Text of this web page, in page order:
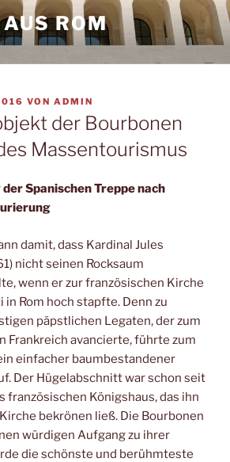
ROM
VON ADMIN
der Bourbonen
Massentourismus
Spanischen Treppe nach
damit, dass Kardinal Jules
nicht seinen Rocksaum
wenn er zur französischen Kirche
in Rom hoch stapfte. Denn zu
päpstlichen Legaten, der zum
Frankreich avancierte, führte zum
einfacher baumbestandener
Der Hügelabschnitt war schon seit
französischen Königshaus, das ihn
bekrönen ließ. Die Bourbonen
würdigen Aufgang zu ihrer
die schönste und berühmteste